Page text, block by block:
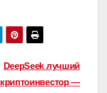
DeepSeek лучший
криптоинвестор —